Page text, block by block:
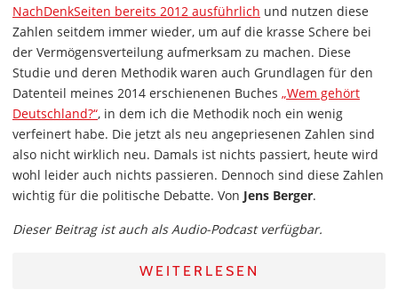
NachDenkSeiten bereits 2012 ausführlich und nutzen diese
Zahlen seitdem immer wieder, um auf die krasse Schere bei
der Vermögensverteilung aufmerksam zu machen. Diese
Studie und deren Methodik waren auch Grundlagen für den
Datenteil meines 2014 erschienenen Buches „Wem gehört
Deutschland?“, in dem ich die Methodik noch ein wenig
verfeinert habe. Die jetzt als neu angepriesenen Zahlen sind
also nicht wirklich neu. Damals ist nichts passiert, heute wird
wohl leider auch nichts passieren. Dennoch sind diese Zahlen
wichtig für die politische Debatte. Von Jens Berger.
Dieser Beitrag ist auch als Audio-Podcast verfügbar.
WEITERLESEN